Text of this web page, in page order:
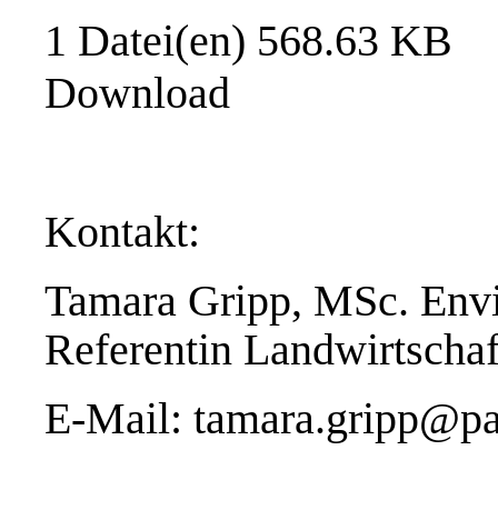
1 Datei(en) 568.63 KB
Download
Kontakt:
Tamara Gripp, MSc.
Referentin
E-Mail: